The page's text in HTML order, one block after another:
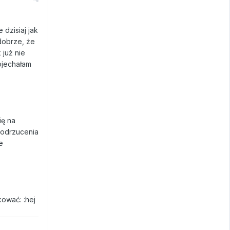
dzisiaj jak
że
już nie
na
:hej